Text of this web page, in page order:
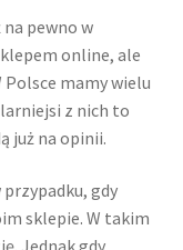
pewno w
online, ale
mamy wielu
z nich to
już na opinii.
gdy
sklepie. W takim